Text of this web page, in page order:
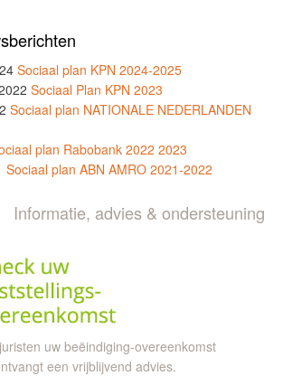
Sociaal plan KPN 2024-2025
Sociaal Plan KPN 2023
Sociaal plan NATIONALE NEDERLANDEN
plan Rabobank 2022 2023
Sociaal plan ABN AMRO 2021-2022
Informatie, advies & ondersteuning
uw beëindiging-overeenkomst
een vrijblijvend advies.